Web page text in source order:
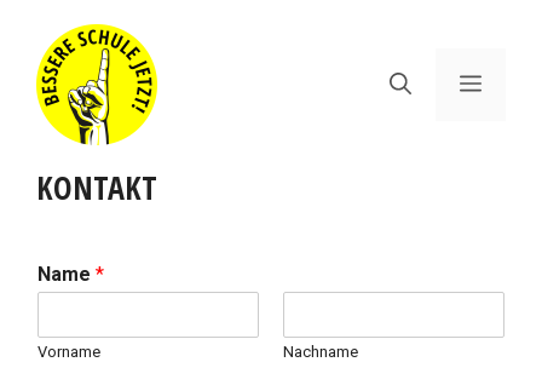
Inhalt
springen
Menü
KONTAKT
Name *
Vorname Nachname